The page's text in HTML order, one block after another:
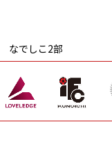
なでしこ2部